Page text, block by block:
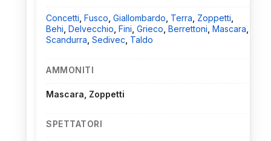
Concetti Fusco Giallombardo Terra Zoppetti
Behi Delvecchio Fini Grieco Berrettoni Mascara
Scandurra Sedivec Taldo
AMMONITI
Mascara, Zoppetti
SPETTATORI